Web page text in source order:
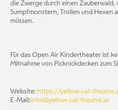
die Zwerge durch einen Zauberwald,
Sumpfmonstern, Trollen und Hexen
müssen.
Für das Open Air Kindertheater ist
Mitnahme von Picknickdecken zum
Website: https://yellow-cat-
E-Mail:info@yellow-cat-theatre.at